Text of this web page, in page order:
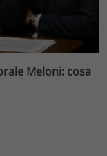
Meloni: cosa